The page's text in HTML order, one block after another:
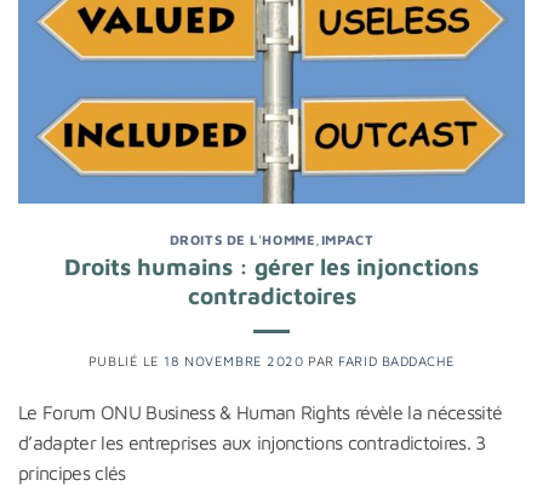
DROITS DE L'HOMME IMPACT
Droits humains : gérer les injonctions
contradictoires
PUBLIÉ LE 18 NOVEMBRE 2020 PAR FARID BADDACHE
Le Forum ONU Business & Human Rights révèle la nécessité
d’adapter les entreprises aux injonctions contradictoires. 3
principes clés